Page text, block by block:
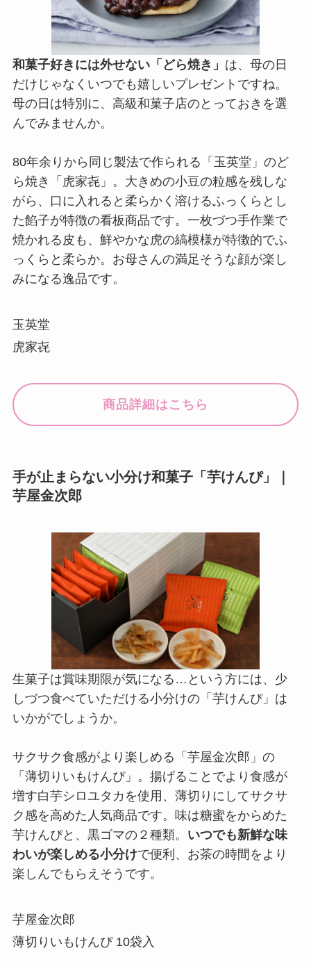
和菓子好きには外せない「どら焼き」 は、母の日
だけじゃなくいつでも嬉しいプレゼントですね。
母の日は特別に、高級和菓子店のとっておきを選
んでみませんか。
80年余りから同じ製法で作られる「玉英堂」のど
ら焼き「虎家㐂」。大きめの小豆の粒感を残しな
がら、口に入れると柔らかく溶けるふっくらとし
た餡子が特徴の看板商品です。一枚づつ手作業で
焼かれる皮も、鮮やかな虎の縞模様が特徴的でふ
っくらと柔らか。お母さんの満足そうな顔が楽し
みになる逸品です。
玉英堂
虎家㐂
商品詳細はこちら
手が止まらない小分け和菓子「芋けんぴ」｜
芋屋金次郎
生菓子は賞味期限が気になる…という方には、少
しづつ食べていただける小分けの「芋けんぴ」は
いかがでしょうか。
サクサク食感がより楽しめる「芋屋金次郎」の
「薄切りいもけんぴ」。揚げることでより食感が
増す白芋シロユタカを使用、薄切りにしてサクサ
ク感を高めた人気商品です。味は糖蜜をからめた
芋けんぴと、黒ゴマの２種類。 いつでも新鮮な味
わいが楽しめる小分けで便利、お茶の時間をより
楽しんでもらえそうです。
芋屋金次郎
薄切りいもけんぴ 10袋入